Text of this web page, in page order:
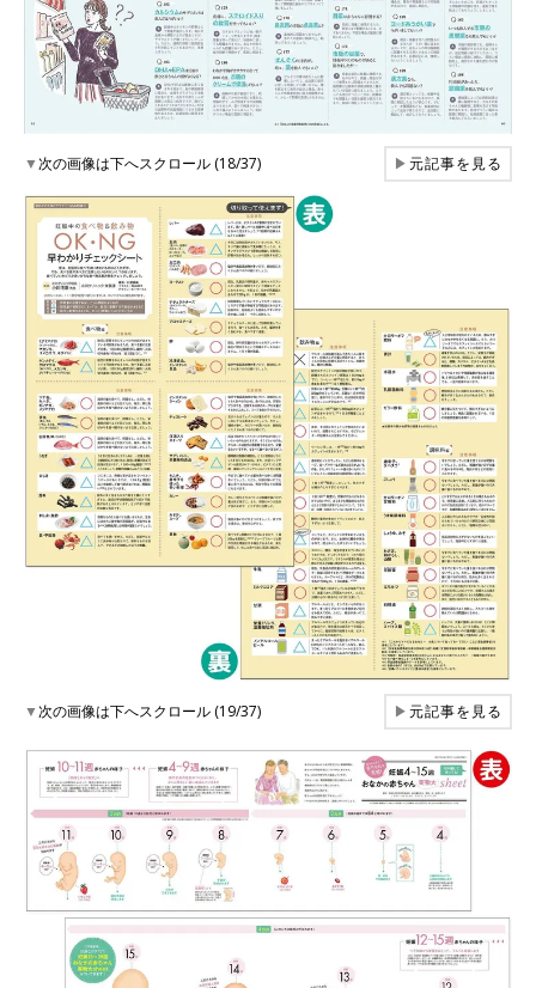
▼次の画像は下へスクロール (18/37) ▶元記事を見る
▼次の画像は下へスクロール (19/37) ▶元記事を見る